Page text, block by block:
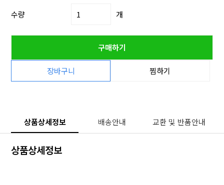
수량 개
구매하기
장바구니 찜하기
상품상세정보 배송안내 교환 및 반품안내
상품상세정보